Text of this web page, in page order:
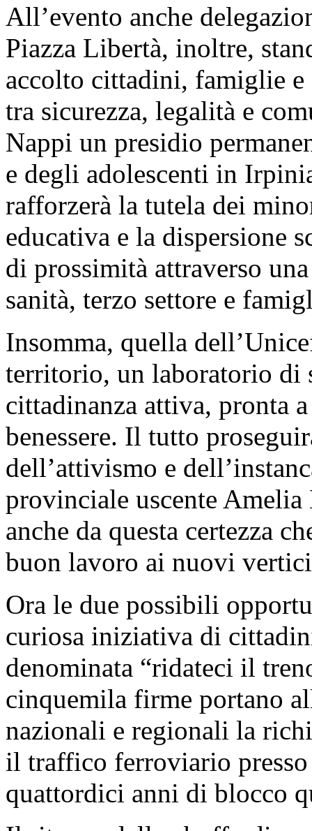
All’evento anche
Piazza Libertà, inoltre,
accolto cittadini, famiglie
tra sicurezza, legalità e
Nappi un presidio
e degli adolescenti in
rafforzerà la tutela dei
educativa e la dispersione
di prossimità attraverso
sanità, terzo settore e
Insomma, quella
territorio, un laboratorio di
cittadinanza attiva, pronta
benessere. Il tutto
dell’attivismo e
provinciale uscente Amelia
anche da questa certezza
buon lavoro ai nuovi
Ora le due possibili
curiosa iniziativa di
denominata “ridateci il
cinquemila firme portano
nazionali e regionali la
il traffico ferroviario
quattordici anni di blocco